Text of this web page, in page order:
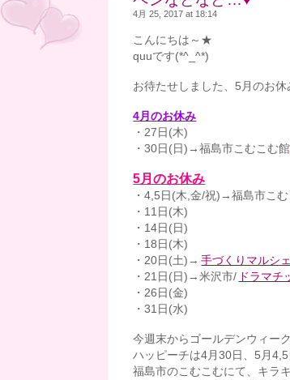
4月 25, 2017 at 18:14
こんにちは～★
quuです(*^_^*)
お待たせしました、5月のお休
4月のお休み
・27日(木)
・30日(日)→福島市こむこむ
5月のお休み
・4,5日(木,金/祝)→福島市こ
・11日(木)
・14日(日)
・18日(木)
・20日(土)→ 手づくりマルシ
・21日(日)→米沢市/ ドラマチ
・26日(金)
・31日(水)
今週末からゴールデンウィー
ハッピーチは4月30日、5月4,5
福島市のこむこむにて、キラ